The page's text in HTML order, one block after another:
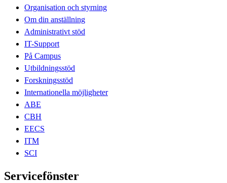
Organisation och styrning
Om din anställning
Administrativt stöd
IT-Support
På Campus
Utbildningsstöd
Forskningsstöd
Internationella möjligheter
ABE
CBH
EECS
ITM
SCI
Servicefönster